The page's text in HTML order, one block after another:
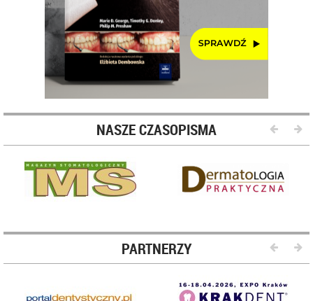
NASZE CZASOPISMA
PARTNERZY